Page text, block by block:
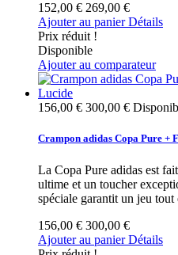
152,00 € 269,00 €
Ajouter au panier Détails
Prix réduit !
Disponible
Ajouter au comparateur
156,00 € 300,00 €
Crampon adidas Copa Pure +
La Copa Pure adidas est
ultime et un toucher
spéciale garantit un jeu tout
156,00 € 300,00 €
Ajouter au panier Détails